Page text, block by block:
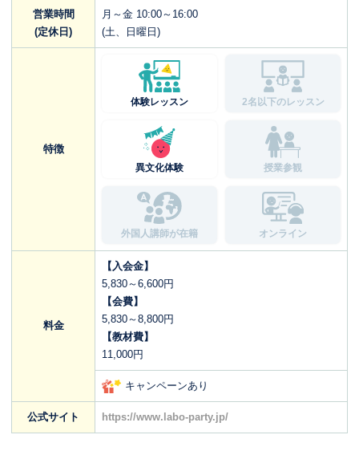
営業時間
(定休日)
月～金 10:00～16:00
(土、日曜日)
特徴
体験レッスン 2名以下のレッスン
異文化体験 授業参観
外国人講師が在籍 オンライン
料金
【入会金】
5,830～6,600円
【会費】
5,830～8,800円
【教材費】
11,000円
キャンペーンあり
公式サイト https://www.labo-party.jp/